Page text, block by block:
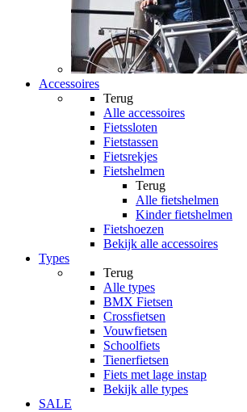
Accessoires
Terug
Alle accessoires
Fietssloten
Fietstassen
Fietsrekjes
Fietshelmen
Terug
Alle fietshelmen
Kinder fietshelmen
Fietshoezen
Bekijk alle accessoires
Types
Terug
Alle types
BMX Fietsen
Crossfietsen
Vouwfietsen
Schoolfiets
Tienerfietsen
Fiets met lage instap
Bekijk alle types
SALE